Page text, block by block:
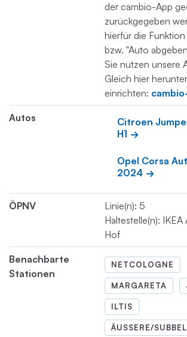
der cambio-App
zurückgegeben
hierfür die
bzw. "Auto
Sie nutzen unsere
Gleich hier
einrichten:
Autos
Citroen
H1
Opel Corsa
2024
ÖPNV
Linie(n): 5
Haltestelle(n):
Hof
Benachbarte
Stationen
NETCOLOGNE
MARGARETA
ILTIS
ÄUSSERE/